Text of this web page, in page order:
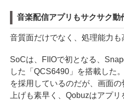
音楽配信アプリもサクサク動
音質面だけでなく、処理能力も
SoCは、FIIOで初となる、
した「QCS6490」を搭載した
を採用しているのだが、画面
上げも素早く、Qobuzはアプ